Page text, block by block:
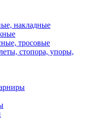
накладные
тросовые
стопора, упоры,